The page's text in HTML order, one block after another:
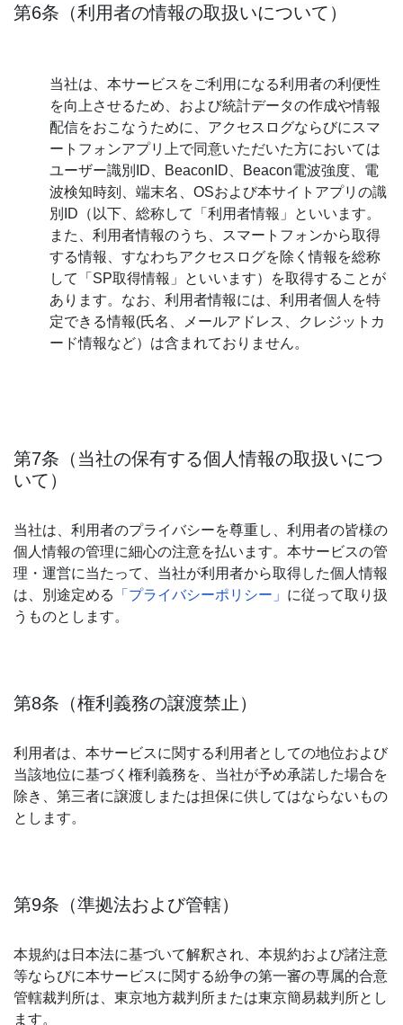
第6条（利用者の情報の取扱いについて）
当社は、本サービスをご利用になる利用者の利便性
を向上させるため、および統計データの作成や情報
配信をおこなうために、アクセスログならびにスマ
ートフォンアプリ上で同意いただいた方においては
ユーザー識別ID、BeaconID、Beacon電波強度、電
波検知時刻、端末名、OSおよび本サイトアプリの識
別ID（以下、総称して「利用者情報」といいます。
また、利用者情報のうち、スマートフォンから取得
する情報、すなわちアクセスログを除く情報を総称
して「SP取得情報」といいます）を取得することが
あります。なお、利用者情報には、利用者個人を特
定できる情報(氏名、メールアドレス、クレジットカ
ード情報など）は含まれておりません。
第7条（当社の保有する個人情報の取扱いにつ
いて）
当社は、利用者のプライバシーを尊重し、利用者の皆様の
個人情報の管理に細心の注意を払います。本サービスの管
理・運営に当たって、当社が利用者から取得した個人情報
は、別途定める
「プライバシーポリシー」 に従って取り扱
うものとします。
第8条（権利義務の譲渡禁止）
利用者は、本サービスに関する利用者としての地位および
当該地位に基づく権利義務を、当社が予め承諾した場合を
除き、第三者に譲渡しまたは担保に供してはならないもの
とします。
第9条（準拠法および管轄）
本規約は日本法に基づいて解釈され、本規約および諸注意
等ならびに本サービスに関する紛争の第一審の専属的合意
管轄裁判所は、東京地方裁判所または東京簡易裁判所とし
ます。